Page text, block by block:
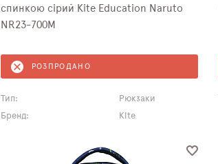
спинкою сірий Kite Education Naruto
NR23-700M
РОЗПРОДАНО
Тип:
Рюкзаки
Бренд:
Kite